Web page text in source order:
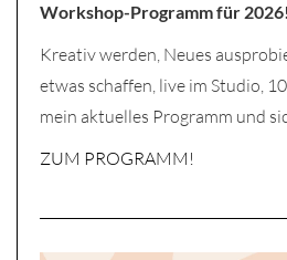
Workshop-Programm für 2026!
Kreativ werden, Neues
etwas schaffen, live im Studio,
mein aktuelles Programm und
ZUM PROGRAMM!